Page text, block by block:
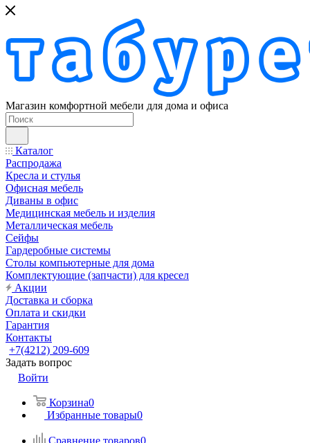
Магазин комфортной мебели для дома и офиса
Каталог
Распродажа
Кресла и стулья
Офисная мебель
Диваны в офис
Медицинская мебель и изделия
Металлическая мебель
Сейфы
Гардеробные системы
Столы компьютерные для дома
Комплектующие (запчасти) для кресел
Акции
Доставка и сборка
Оплата и скидки
Гарантия
Контакты
+7(4212) 209-609
Задать вопрос
Войти
Корзина0
Избранные товары0
Сравнение товаров0